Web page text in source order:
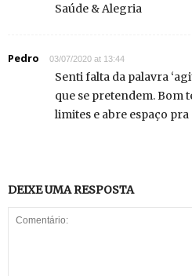
Saúde & Alegria
Pedro 03/07/2020 at 13:44
Senti falta da palavra
que se pretendem. Bom
limites e abre espaço
DEIXE UMA RESPOSTA